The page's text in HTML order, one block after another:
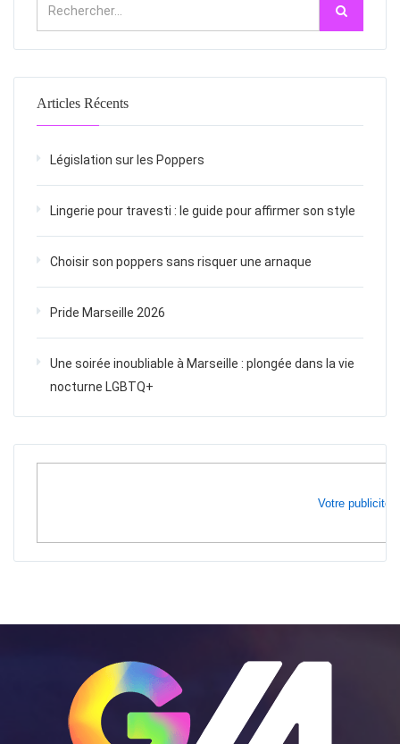
Articles Récents
Législation sur les Poppers
Lingerie pour travesti : le guide pour affirmer son style
Choisir son poppers sans risquer une arnaque
Pride Marseille 2026
Une soirée inoubliable à Marseille : plongée dans la vie
nocturne LGBTQ+
Votre publicité